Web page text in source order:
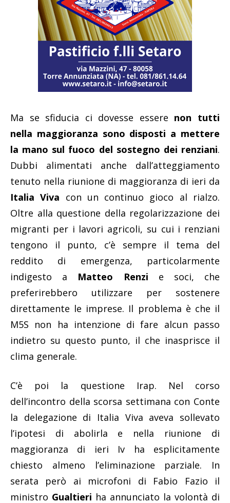
Ma se sfiducia ci dovesse essere non tutti
nella maggioranza sono disposti a mettere
la mano sul fuoco del sostegno dei renziani.
Dubbi alimentati anche dall’atteggiamento
tenuto nella riunione di maggioranza di ieri da
Italia Viva con un continuo gioco al rialzo.
Oltre alla questione della regolarizzazione dei
migranti per i lavori agricoli, su cui i renziani
tengono il punto, c’è sempre il tema del
reddito di emergenza, particolarmente
indigesto a Matteo Renzi e soci, che
preferirebbero utilizzare per sostenere
direttamente le imprese. Il problema è che il
M5S non ha intenzione di fare alcun passo
indietro su questo punto, il che inasprisce il
clima generale.
C’è poi la questione Irap. Nel corso
dell’incontro della scorsa settimana con Conte
la delegazione di Italia Viva aveva sollevato
l’ipotesi di abolirla e nella riunione di
maggioranza di ieri Iv ha esplicitamente
chiesto almeno l’eliminazione parziale. In
serata però ai microfoni di Fabio Fazio il
ministro Gualtieri ha annunciato la volontà di